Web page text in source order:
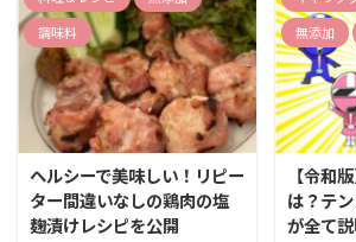
調味料
ヘルシーで美味しい！リピー
ター間違いなしの鶏肉の塩
麹漬けレシピを公開
無添加
【令和
は？テ
が全て